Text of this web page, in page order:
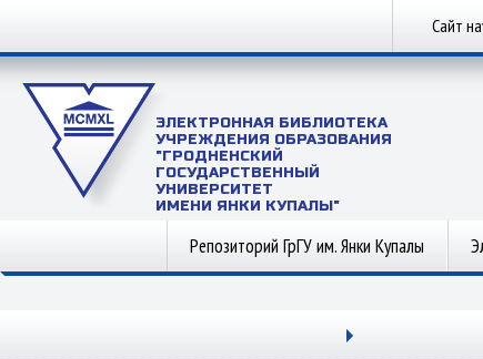
Сайт
ЭЛЕКТРОННАЯ БИБЛИОТЕКА
УЧРЕЖДЕНИЯ ОБРАЗОВАНИЯ
"ГРОДНЕНСКИЙ
ГОСУДАРСТВЕННЫЙ
УНИВЕРСИТЕТ
ИМЕНИ ЯНКИ КУПАЛЫ"
Репозиторий ГрГУ им. Янки Купалы